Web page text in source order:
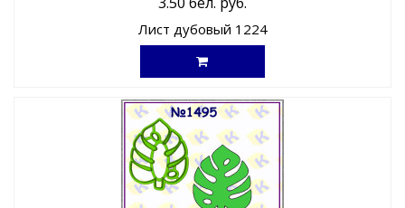
Лист дубовый 1224